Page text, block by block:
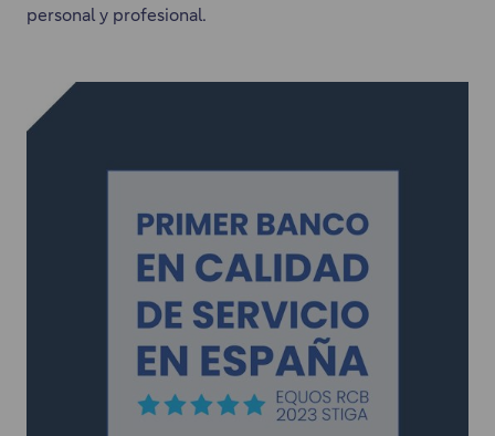
personal y profesional.